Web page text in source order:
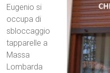
Eugenio si
occupa di
sbloccaggio
tapparelle a
Massa
Lombarda